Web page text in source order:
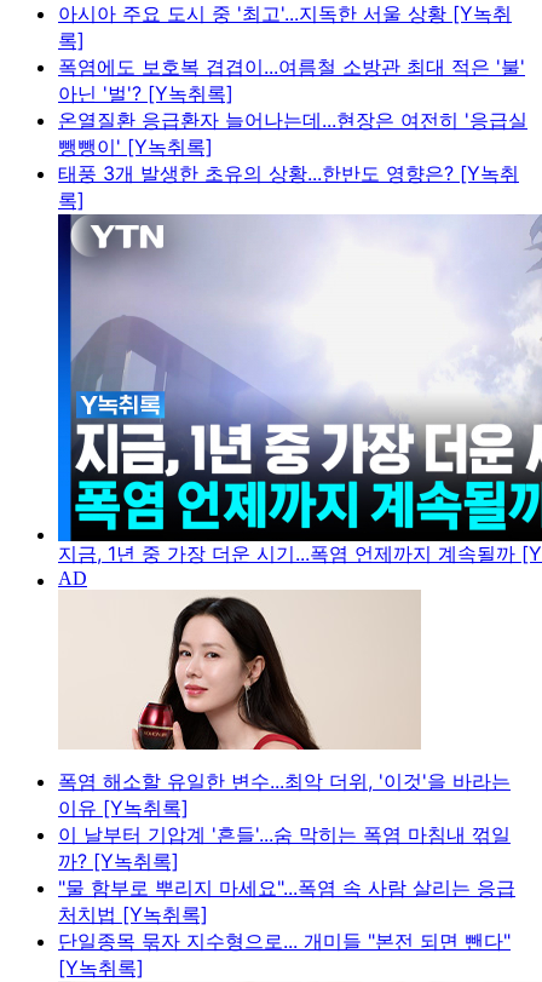
아시아 주요 도시 중 '최고'...지독한 서울 상황 [Y녹취
록]
폭염에도 보호복 겹겹이...여름철 소방관 최대 적은 '불'
아닌 '벌'? [Y녹취록]
온열질환 응급환자 늘어나는데...현장은 여전히 '응급실
뺑뺑이' [Y녹취록]
태풍 3개 발생한 초유의 상황...한반도 영향은? [Y녹취
록]
지금, 1년 중 가장 더운 시기...폭염 언제까지 계속될까
폭염 해소할 유일한 변수...최악 더위, '이것'을 바라는
이유 [Y녹취록]
이 날부터 기압계 '흔들'...숨 막히는 폭염 마침내 꺾일
까? [Y녹취록]
"물 함부로 뿌리지 마세요"...폭염 속 사람 살리는 응급
처치법 [Y녹취록]
단일종목 묶자 지수형으로... 개미들 "본전 되면 뺀다"
[Y녹취록]